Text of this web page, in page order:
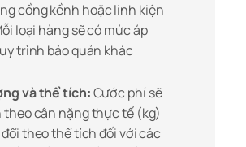
cồng kềnh hoặc linh kiện
loại hàng sẽ có mức áp
trình bảo quản khác
và thể tích:Cước phí sẽ
cân nặng thực tế (kg)
theo thể tích đối với các